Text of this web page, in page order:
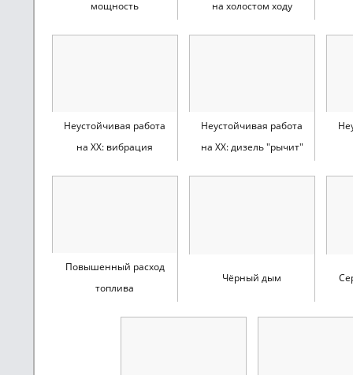
мощность
на холостом ходу
Неустойчивая работа
на ХХ: вибрация
Неустойчивая работа
на ХХ: дизель "рычит"
Повышенный расход
топлива
Чёрный дым